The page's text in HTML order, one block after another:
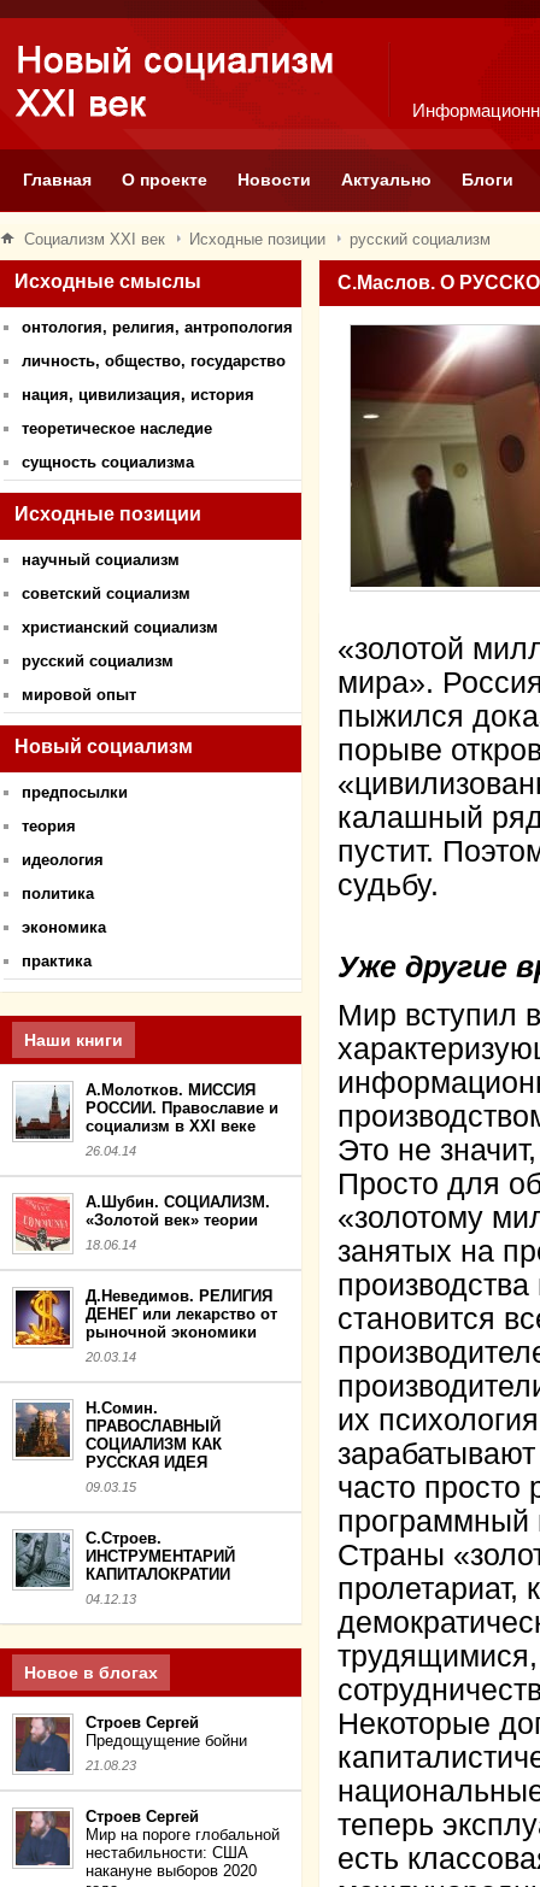
Главная О проекте Новости Актуально Блоги
Социализм XXI век Исходные позиции русский социализм
Исходные смыслы
онтология, религия, антропология
личность, общество, государство
нация, цивилизация, история
теоретическое наследие
сущность социализма
Исходные позиции
научный социализм
советский социализм
христианский социализм
русский социализм
мировой опыт
Новый социализм
предпосылки
теория
идеология
политика
экономика
практика
Наши книги
А.Молотков. МИССИЯ
РОССИИ. Православие и
социализм в XXI веке
26.04.14
А.Шубин. СОЦИАЛИЗМ.
«Золотой век» теории
18.06.14
Д.Неведимов. РЕЛИГИЯ
ДЕНЕГ или лекарство от
рыночной экономики
20.03.14
Н.Сомин.
ПРАВОСЛАВНЫЙ
СОЦИАЛИЗМ КАК
РУССКАЯ ИДЕЯ
09.03.15
С.Строев.
ИНСТРУМЕНТАРИЙ
КАПИТАЛОКРАТИИ
04.12.13
Новое в блогах
Строев Сергей
Предощущение бойни
21.08.23
Строев Сергей
Мир на пороге глобальной
нестабильности: США
накануне выборов 2020
С.Маслов. О
«золотой
мира».
пыжился
порыве
калашный
пустит.
судьбу.
Уже другие
Мир вступил
Это не
Просто для
«золотому
занятых на
становится
их
часто просто
программный
Страны
пролетариат,
Некоторые
теперь
есть